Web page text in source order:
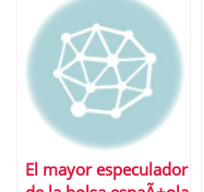
El mayor especulador